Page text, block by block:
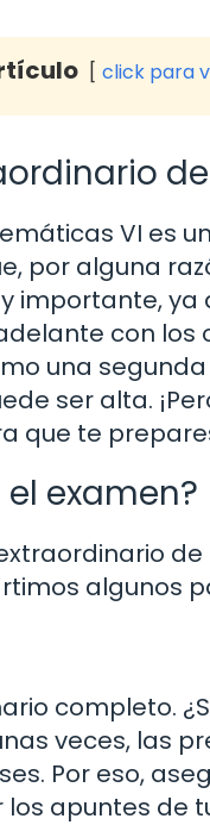
click para
VI es
por alguna
importante,
con los
una
ser alta.
que te
examen?
algunos
completo.
veces, las
Por eso,
apuntes de